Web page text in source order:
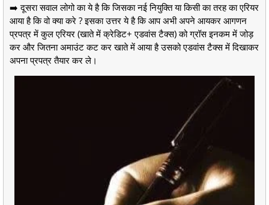
➡️ दूसरा सवाल लोगो का ये है कि जिसका नई नियुक्ति या किसी का तरह का एरियर
आया है कि वो क्या करे ? इसका उत्तर ये है कि आप अभी अपने आयकर आगणन
प्रपत्र में कुल एरियर (खाते में क्रेडिट+ एडवांस टैक्स) को ग्रॉस इनकम में जोड़
कर और जितना अमाउंट कट कर खाते में आया है उसको एडवांस टैक्स में दिखाकर
अपना प्रपत्र तैयार कर ले।